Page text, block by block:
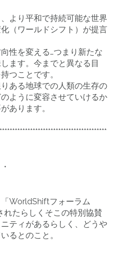
より平和で持続可能な世界
（ワールドシフト）が提言
性を変える…つまり新たな
ます。今までと異なる目
つことです。
ある地球での人類の生存の
ように変容させていけるか
あります。
WorldShiftフォーラム
たらしくそこの特別協賛
ティがあるらしく、どうや
るとのこと。